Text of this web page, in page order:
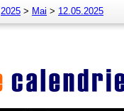
2025 > Mai > 12.05.2025